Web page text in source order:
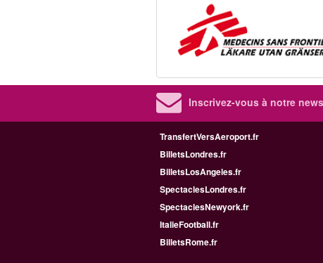
Inscrivez-vous à notre
TransfertVersAeroport.fr
BilletsLondres.fr
BilletsLosAngeles.fr
SpectaclesLondres.fr
SpectaclesNewyork.fr
ItalieFootball.fr
BilletsRome.fr